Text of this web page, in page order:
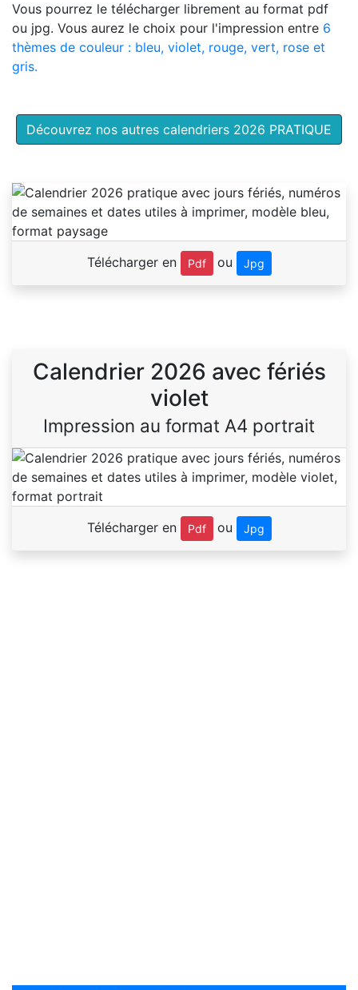
Vous pourrez le télécharger librement au format pdf
ou jpg. Vous aurez le choix pour l'impression entre 6
thèmes de couleur : bleu, violet, rouge, vert, rose et
gris.
Découvrez nos autres calendriers 2026 PRATIQUE
Télécharger en Pdf ou Jpg
Calendrier 2026 avec fériés
violet
Impression au format A4 portrait
Télécharger en Pdf ou Jpg